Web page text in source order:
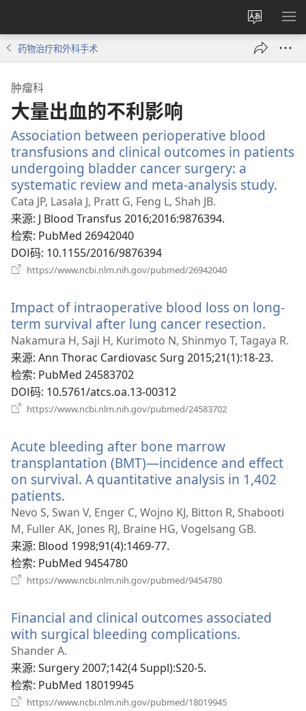
更
改
网
显
药物治疗和外科手术
肿瘤科
大量出血的不利影响
Association between perioperative blood
transfusions and clinical outcomes in patients
undergoing bladder cancer surgery: a
systematic review and meta-analysis study.
Cata JP, Lasala J, Pratt G, Feng L, Shah JB.
来源‎: J Blood Transfus 2016;2016:9876394.
检索‎: PubMed 26942040
DOI码‎: 10.1155/2016/9876394
https://www.ncbi.nlm.nih.gov/pubmed/26942040
窗
口）
Impact of intraoperative blood loss on long-
term survival after lung cancer resection.
开
新
Nakamura H, Saji H, Kurimoto N, Shinmyo T, Tagaya R.
来源‎: Ann Thorac Cardiovasc Surg 2015;21(1):18-23.
检索‎: PubMed 24583702
DOI码‎: 10.5761/atcs.oa.13-00312
https://www.ncbi.nlm.nih.gov/pubmed/24583702
口）
Acute bleeding after bone marrow
transplantation (BMT)—incidence and effect
on survival. A quantitative analysis in 1,402
patients.
开
新
窗
口）
Nevo S, Swan V, Enger C, Wojno KJ, Bitton R, Shabooti
M, Fuller AK, Jones RJ, Braine HG, Vogelsang GB.
来源‎: Blood 1998;91(4):1469-77.
检索‎: PubMed 9454780
https://www.ncbi.nlm.nih.gov/pubmed/9454780
窗
口）
Financial and clinical outcomes associated
with surgical bleeding complications.
Shander A.
来源‎: Surgery 2007;142(4 Suppl):S20-5.
检索‎: PubMed 18019945
https://www.ncbi.nlm.nih.gov/pubmed/18019945